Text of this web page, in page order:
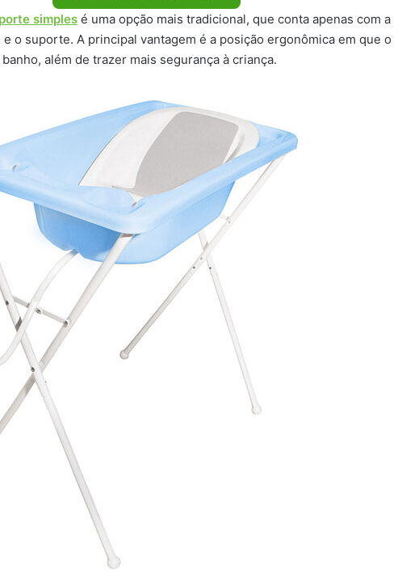
simples é uma opção mais tradicional, que conta apenas com a
e o suporte. A principal vantagem é a posição ergonômica em que o
além de trazer mais segurança à criança.